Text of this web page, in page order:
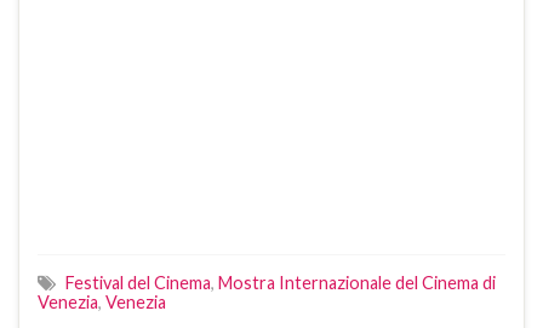
Festival del Cinema, Mostra Internazionale del Cinema di
Venezia, Venezia